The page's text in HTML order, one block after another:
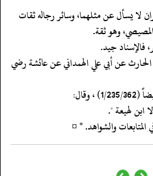
لا يسأل عن مثلهما، وسائر رجاله ثقات
وهو ثقة.
فالإسناد جيد.
عن أبي علي الهمداني عن عائشة رضي
وقال:
ابن لهيعة ".
والشواهد. * ¤